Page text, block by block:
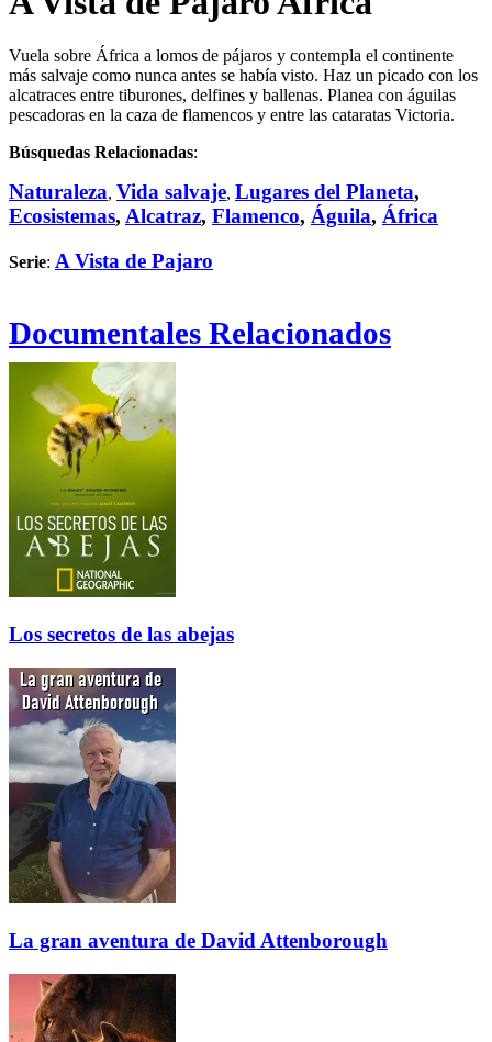
Vuela sobre África a lomos de pájaros y contempla el continente
más salvaje como nunca antes se había visto. Haz un picado con los
alcatraces entre tiburones, delfines y ballenas. Planea con águilas
pescadoras en la caza de flamencos y entre las cataratas Victoria.
Búsquedas Relacionadas:
Naturaleza, Vida salvaje, Lugares del Planeta,
Ecosistemas, Alcatraz, Flamenco, Águila, África
Serie: A Vista de Pajaro
Documentales Relacionados
Los secretos de las abejas
La gran aventura de David Attenborough